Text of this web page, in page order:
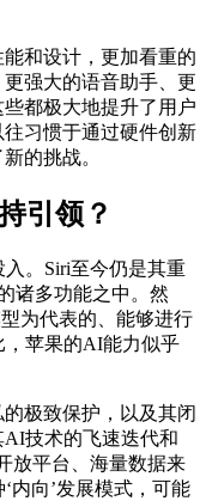
和设计，更加看重的
强大的语音助手、更
都极大地提升了用户
习惯于通过硬件创新
的挑战。
引领？
。Siri至今仍是其重
诸多功能之中。然
为代表的、能够进行
苹果的AI能力似乎
极致保护，以及其闭
技术的飞速迭代和
放平台、海量数据来
内向’发展模式，可能